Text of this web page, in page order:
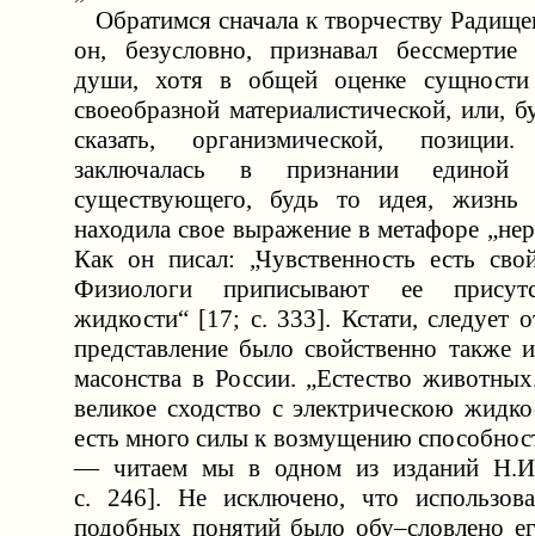
Обратимся сначала к творчеству
он, безусловно, признавал бессмертие
души, хотя в общей оценке
своеобразной материалистической, или,
сказать, организмической,
заключалась в признании единой
существующего, будь то идея, жизнь
находила свое выражение в метафоре
Как он писал: „Чувственность есть
Физиологи приписывают ее
жидкости“ [17; c. 333]. Кстати, следует
представление было свойственно также
масонства в России. „Естество
великое сходство с электрическою
есть много силы к возмущению
— читаем мы в одном из изданий
c. 246]. Не исключено, что
подобных понятий было обу–словлено